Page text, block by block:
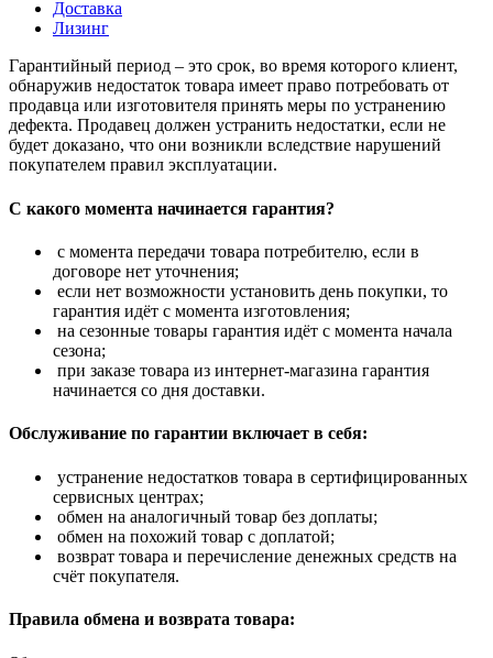
Доставка
Лизинг
Гарантийный период – это срок, во время которого клиент,
обнаружив недостаток товара имеет право потребовать от
продавца или изготовителя принять меры по устранению
дефекта. Продавец должен устранить недостатки, если не
будет доказано, что они возникли вследствие нарушений
покупателем правил эксплуатации.
С какого момента начинается гарантия?
с момента передачи товара потребителю, если в
договоре нет уточнения;
если нет возможности установить день покупки, то
гарантия идёт с момента изготовления;
на сезонные товары гарантия идёт с момента начала
сезона;
при заказе товара из интернет-магазина гарантия
начинается со дня доставки.
Обслуживание по гарантии включает в себя:
устранение недостатков товара в сертифицированных
сервисных центрах;
обмен на аналогичный товар без доплаты;
обмен на похожий товар с доплатой;
возврат товара и перечисление денежных средств на
счёт покупателя.
Правила обмена и возврата товара: